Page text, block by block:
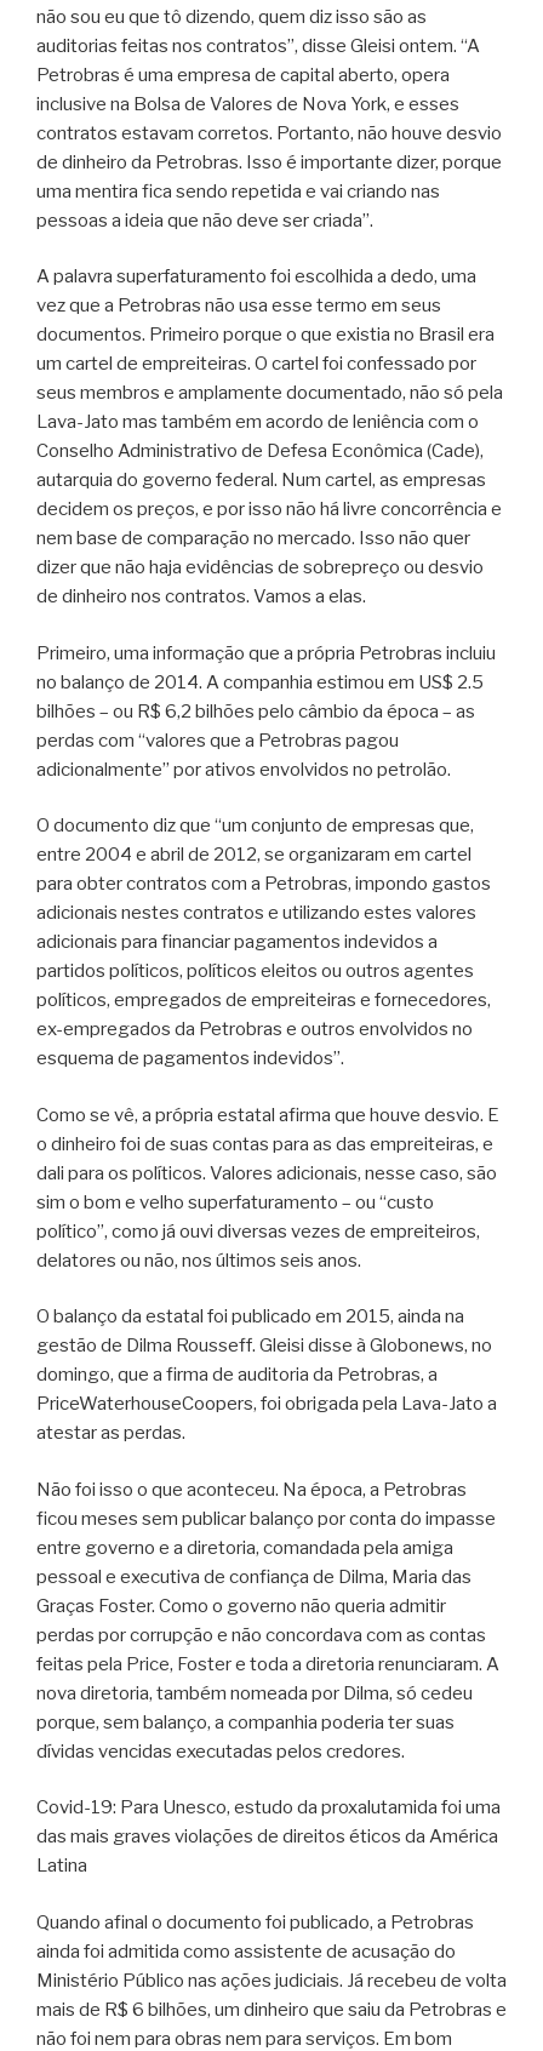
não sou eu que tô dizendo, quem diz isso são as
auditorias feitas nos contratos”, disse Gleisi ontem. “A
Petrobras é uma empresa de capital aberto, opera
inclusive na Bolsa de Valores de Nova York, e esses
contratos estavam corretos. Portanto, não houve desvio
de dinheiro da Petrobras. Isso é importante dizer, porque
uma mentira fica sendo repetida e vai criando nas
pessoas a ideia que não deve ser criada”.
A palavra superfaturamento foi escolhida a dedo, uma
vez que a Petrobras não usa esse termo em seus
documentos. Primeiro porque o que existia no Brasil era
um cartel de empreiteiras. O cartel foi confessado por
seus membros e amplamente documentado, não só pela
Lava-Jato mas também em acordo de leniência com o
Conselho Administrativo de Defesa Econômica (Cade),
autarquia do governo federal. Num cartel, as empresas
decidem os preços, e por isso não há livre concorrência e
nem base de comparação no mercado. Isso não quer
dizer que não haja evidências de sobrepreço ou desvio
de dinheiro nos contratos. Vamos a elas.
Primeiro, uma informação que a própria Petrobras incluiu
no balanço de 2014. A companhia estimou em US$ 2.5
bilhões – ou R$ 6,2 bilhões pelo câmbio da época – as
perdas com “valores que a Petrobras pagou
adicionalmente” por ativos envolvidos no petrolão.
O documento diz que “um conjunto de empresas que,
entre 2004 e abril de 2012, se organizaram em cartel
para obter contratos com a Petrobras, impondo gastos
adicionais nestes contratos e utilizando estes valores
adicionais para financiar pagamentos indevidos a
partidos políticos, políticos eleitos ou outros agentes
políticos, empregados de empreiteiras e fornecedores,
ex-empregados da Petrobras e outros envolvidos no
esquema de pagamentos indevidos”.
Como se vê, a própria estatal afirma que houve desvio. E
o dinheiro foi de suas contas para as das empreiteiras, e
dali para os políticos. Valores adicionais, nesse caso, são
sim o bom e velho superfaturamento – ou “custo
político”, como já ouvi diversas vezes de empreiteiros,
delatores ou não, nos últimos seis anos.
O balanço da estatal foi publicado em 2015, ainda na
gestão de Dilma Rousseff. Gleisi disse à Globonews, no
domingo, que a firma de auditoria da Petrobras, a
PriceWaterhouseCoopers, foi obrigada pela Lava-Jato a
atestar as perdas.
Não foi isso o que aconteceu. Na época, a Petrobras
ficou meses sem publicar balanço por conta do impasse
entre governo e a diretoria, comandada pela amiga
pessoal e executiva de confiança de Dilma, Maria das
Graças Foster. Como o governo não queria admitir
perdas por corrupção e não concordava com as contas
feitas pela Price, Foster e toda a diretoria renunciaram. A
nova diretoria, também nomeada por Dilma, só cedeu
porque, sem balanço, a companhia poderia ter suas
dívidas vencidas executadas pelos credores.
Covid-19: Para Unesco, estudo da proxalutamida foi uma
das mais graves violações de direitos éticos da América
Latina
Quando afinal o documento foi publicado, a Petrobras
ainda foi admitida como assistente de acusação do
Ministério Público nas ações judiciais. Já recebeu de volta
mais de R$ 6 bilhões, um dinheiro que saiu da Petrobras e
não foi nem para obras nem para serviços. Em bom